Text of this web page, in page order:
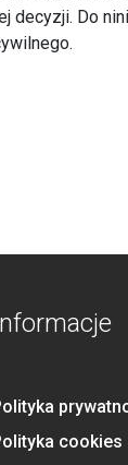
decyzji. Do
cookies